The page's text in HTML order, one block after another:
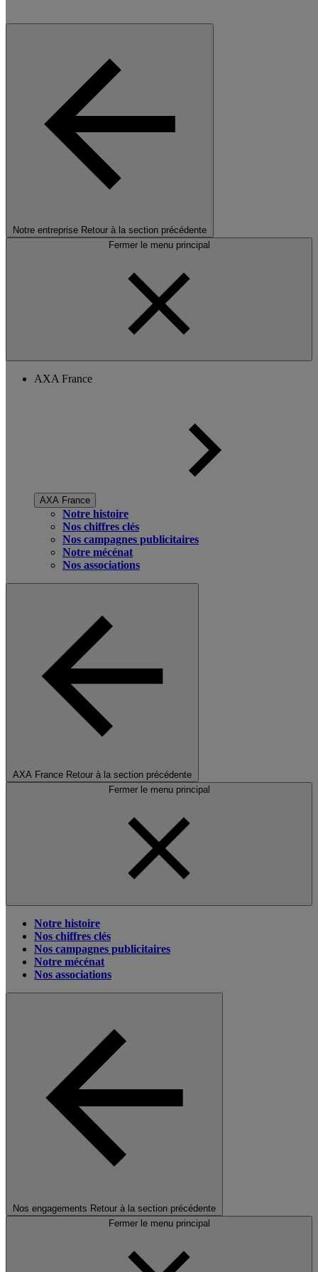
Notre entreprise Retour à la section précédente
Fermer le menu principal
AXA France
AXA France
Notre histoire
Nos chiffres clés
Nos campagnes publicitaires
Notre mécénat
Nos associations
AXA France Retour à la section précédente
Fermer le menu principal
Notre histoire
Nos chiffres clés
Nos campagnes publicitaires
Notre mécénat
Nos associations
Nos engagements Retour à la section précédente
Fermer le menu principal